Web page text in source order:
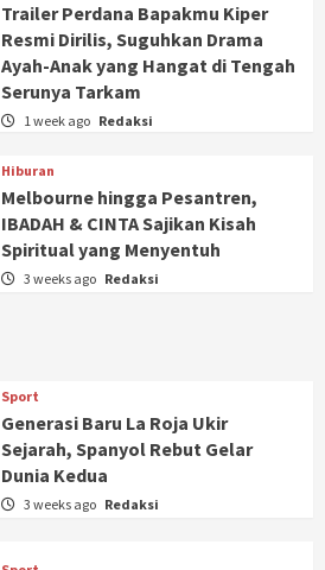
Trailer Perdana Bapakmu Kiper
Resmi Dirilis, Suguhkan Drama
Ayah-Anak yang Hangat di Tengah
Serunya Tarkam
1 week ago Redaksi
Hiburan
Melbourne hingga Pesantren,
IBADAH & CINTA Sajikan Kisah
Spiritual yang Menyentuh
3 weeks ago Redaksi
Sport
Generasi Baru La Roja Ukir
Sejarah, Spanyol Rebut Gelar
Dunia Kedua
3 weeks ago Redaksi